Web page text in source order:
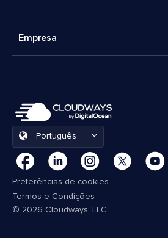
Empresa
Português
Preferências de cookies
Termos e Condições
© 2026 Cloudways, LLC